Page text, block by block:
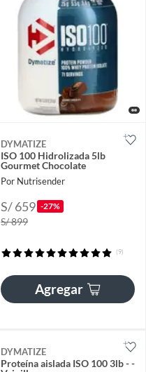
DYMATIZE
ISO 100 Hidrolizada 5lb
Gourmet Chocolate
Por Nutrisender
S/ 659 -27%
S/ 899
(9)
Agregar
DYMATIZE
Proteína aislada ISO 100 3lb - -